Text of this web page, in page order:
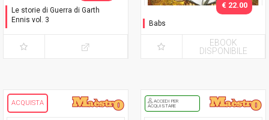
Le storie di Guerra di Garth
Ennis vol. 3
Mediterraneo
Babs
€ 22.00
EBOOK
DISPONIBILE
ACQUISTA
ACCEDI PER
ACQUISTARE